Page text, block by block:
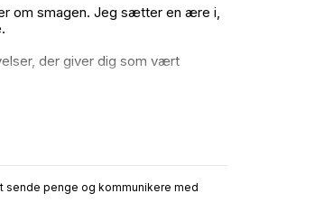
om smagen. Jeg sætter en ære i,
der giver dig som vært
ville ønske for mine gæster. Jeg
om det er en uformel frokost med
sende penge og kommunikere med